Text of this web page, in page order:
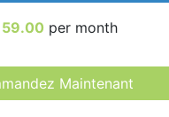
per month
Maintenant